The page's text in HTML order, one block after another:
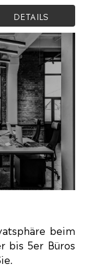
DETAILS
beim
bis 5er Büros